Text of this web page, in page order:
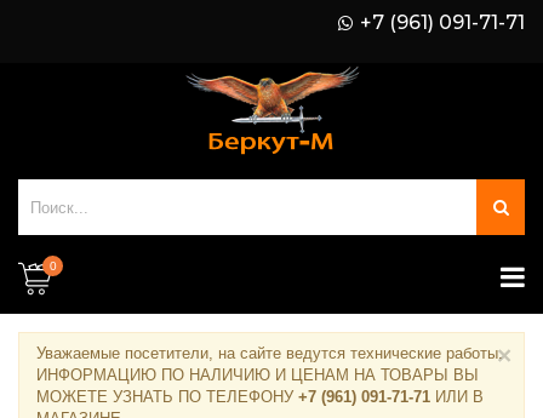
+7 (961) 091-71-71
0
Уважаемые посетители, на сайте ведутся технические работы.
ИНФОРМАЦИЮ ПО НАЛИЧИЮ И ЦЕНАМ НА ТОВАРЫ ВЫ
МОЖЕТЕ УЗНАТЬ ПО ТЕЛЕФОНУ +7 (961) 091-71-71 ИЛИ В
×